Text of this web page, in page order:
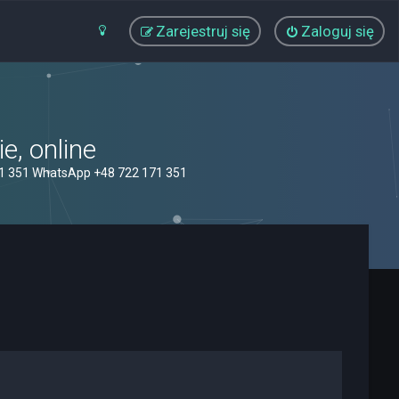
Zaloguj się
Zarejestruj się
online
351 WhatsApp +48 722 171 351